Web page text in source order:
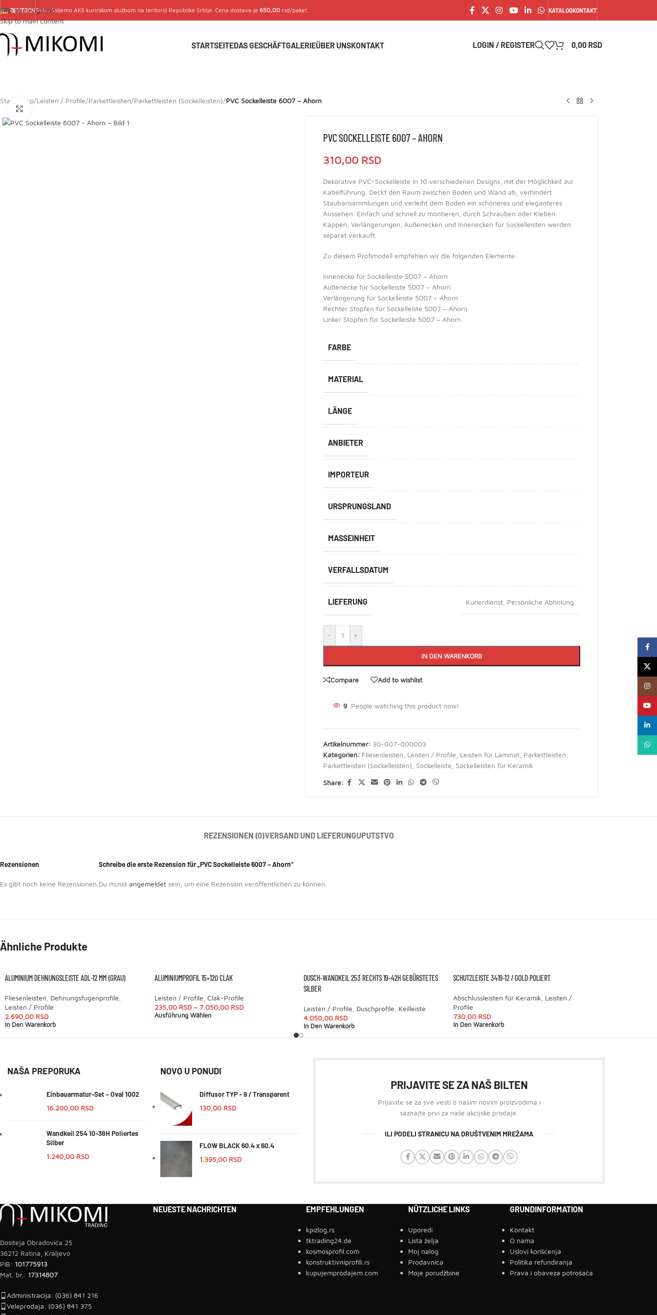
Skip to navigation
Skip to main content
DEUTSCHRobu šaljemo AKS kurirskom službom na teritoriji Republike Srbije. Cena dostave je 650,00rsd/paket. KATALOGKONTAKT
STARTSEITEDAS GESCHÄFTGALERIEÜBER UNSKONTAKT LOGIN / REGISTER 0,00 RSD
Start Shop/Leisten / Profile/Parkettleisten/Parkettleisten (Sockelleisten)/PVC Sockelleiste 6007 – Ahorn
PVC SOCKELLEISTE 6007 – AHORN
310,00 RSD
Dekorative PVC-Sockelleiste in 10 verschiedenen Designs, mit der Möglichkeit zur
Kabelführung. Deckt den Raum zwischen Boden und Wand ab, verhindert
Staubansammlungen und verleiht dem Boden ein schöneres und eleganteres
Aussehen. Einfach und schnell zu montieren, durch Schrauben oder Kleben.
Kappen, Verlängerungen, Außenecken und Innenecken für Sockelleisten werden
separat verkauft.
Zu diesem Profimodell empfehlen wir die folgenden Elemente:
Innenecke für Sockelleiste 5007 – Ahorn
Außenecke für Sockelleiste 5007 – Ahorn
Verlängerung für Sockelleiste 5007 – Ahorn
Rechter Stopfen für Sockelleiste 5007 – Ahorn
Linker Stopfen für Sockelleiste 5007 – Ahorn
FARBE
MATERIAL
LÄNGE
ANBIETER
IMPORTEUR
URSPRUNGSLAND
MASSEINHEIT
VERFALLSDATUM
LIEFERUNG Kurierdienst, Persönliche Abholung
- +
IN DEN WARENKORB
Compare Add to wishlist
9 People watching this product now!
Artikelnummer: 30-007-000003
Kategorien: Fliesenleisten Leisten / Profile Leisten für Laminat, Parkettleisten
Parkettleisten (Sockelleisten) Sockelleiste Sockelleisten für Keramik
Share:
REZENSIONEN (0)VERSAND UND LIEFERUNGUPUTSTVO
Rezensionen
Es gibt noch keine Rezensionen.
Schreibe die erste Rezension für „PVC Sockelleiste 6007 – Ahorn“
Du musst angemeldet sein, um eine Rezension veröffentlichen zu können.
Ähnliche Produkte
ALUMINIUM DEHNUNGSLEISTE ADL-12 MM (GRAU)
Fliesenleisten Dehnungsfugenprofile
Leisten / Profile
2.690,00 RSD
In Den Warenkorb
ALUMINIUMPROFIL 15×120 CLAK
Leisten / Profile Clak-Profile
235,00 RSD – 7.050,00 RSD
Ausführung Wählen
DUSCH-WANDKEIL 253 RECHTS 19–42H GEBÜRSTETES
SILBER
Leisten / Profile Duschprofile Keilleiste
4.050,00 RSD
In Den Warenkorb
SCHUTZLEISTE 3419-12 / GOLD POLIERT
Abschlussleisten für Keramik Leisten /
Profile
730,00 RSD
In Den Warenkorb
NAŠA PREPORUKA
Einbauarmatur-Set – Oval 1002
16.200,00 RSD
Wandkeil 254 10-38H Poliertes
Silber
1.240,00 RSD
NOVO U PONUDI
Diffusor TYP - 9 / Transparent
130,00 RSD
FLOW BLACK 60.4 x 60.4
1.395,00 RSD
PRIJAVITE SE ZA NAŠ BILTEN
Prijavite se za sve vesti o našim novim proizvodima i
saznajte prvi za naše akcijske prodaje.
ILI PODELI STRANICU NA DRUŠTVENIM MREŽAMA
Dositeja Obradovića 25
36212 Ratina, Kraljevo
PIB: 101775913
Mat. br.: 17314807
Administracija: (036) 841 216
Veleprodaja: (036) 841 375
NEUESTE NACHRICHTEN EMPFEHLUNGEN
kpizlog.rs
tktrading24.de
kosmosprofil.com
konstruktivniprofili.rs
kupujemprodajem.com
NÜTZLICHE LINKS
Uporedi
Lista želja
Moj nalog
Prodavnica
Moje porudžbine
GRUNDINFORMATION
Kontakt
O nama
Uslovi korišćenja
Politika refundiranja
Prava i obaveza potrošača